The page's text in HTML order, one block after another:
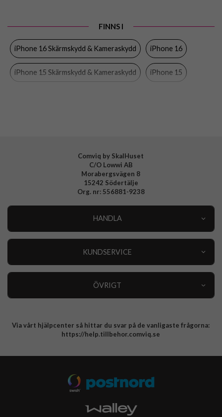
Färg Genomskinlig, Svart
Härdat glas
FINNS I
iPhone 16 Skärmskydd & Kameraskydd iPhone 16
iPhone 15 Skärmskydd & Kameraskydd iPhone 15
Comviq by SkalHuset
C/O Lowwi AB
Morabergsvägen 8
15242 Södertälje
Org. nr: 556881-9238
HANDLA
KUNDSERVICE
ÖVRIGT
Integritetspolicy
Via vårt hjälpcenter så hittar du svar på de vanligaste frågorna:
https://help.tillbehor.comviq.se